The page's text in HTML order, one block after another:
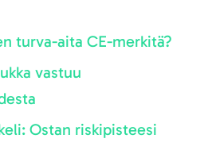
turva-aita CE-merkitä?
vastuu
Ostan riskipisteesi